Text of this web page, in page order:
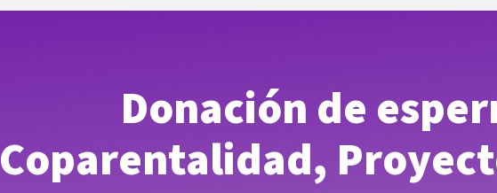
Donación de
Coparentalidad,